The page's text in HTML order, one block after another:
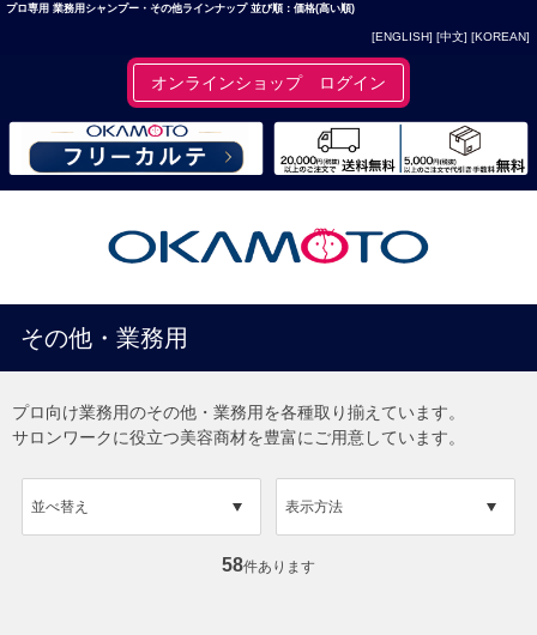
プロ専用 業務用シャンプー・その他ラインナップ 並び順：価格(高い順)
[ENGLISH] [中文] [KOREAN]
オンラインショップ ログイン
その他・業務用
プロ向け業務用のその他・業務用を各種取り揃えています。
サロンワークに役立つ美容商材を豊富にご用意しています。
表示方法
並べ替え
58件あります